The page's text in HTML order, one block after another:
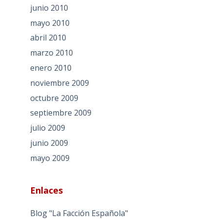
junio 2010
mayo 2010
abril 2010
marzo 2010
enero 2010
noviembre 2009
octubre 2009
septiembre 2009
julio 2009
junio 2009
mayo 2009
Enlaces
Blog "La Facción Española"